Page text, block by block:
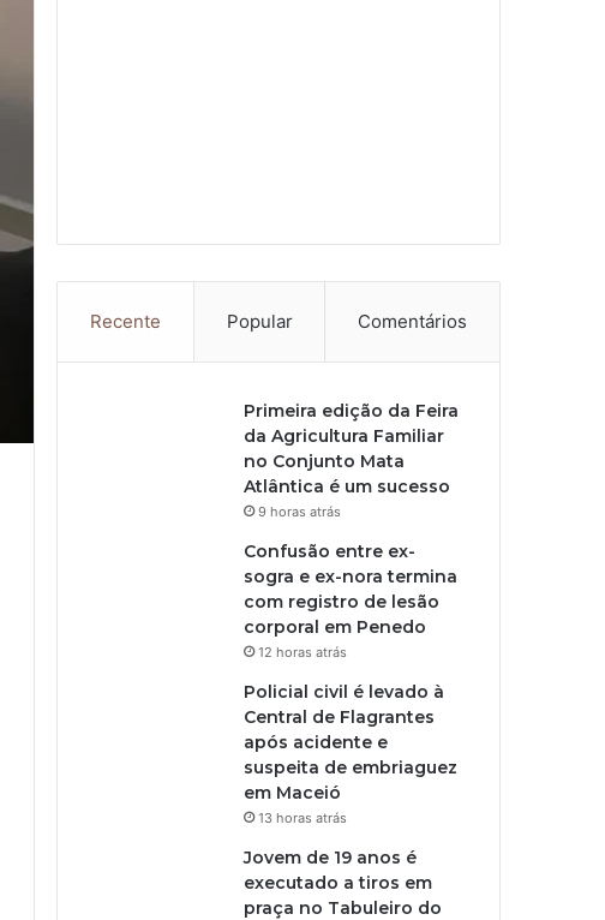
Recente Popular Comentários
Primeira edição da Feira
da Agricultura Familiar
no Conjunto Mata
Atlântica é um sucesso
9 horas atrás
Confusão entre ex-
sogra e ex-nora termina
com registro de lesão
corporal em Penedo
12 horas atrás
Policial civil é levado à
Central de Flagrantes
após acidente e
suspeita de embriaguez
em Maceió
13 horas atrás
Jovem de 19 anos é
executado a tiros em
praça no Tabuleiro do